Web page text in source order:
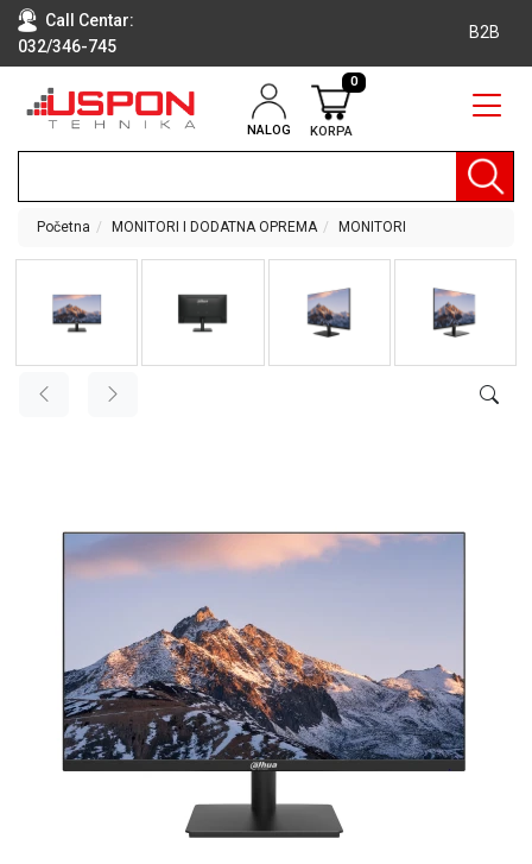
Call Centar:
032/346-745
B2B
NALOG KORPA
0
RAČUNARI
TEHNIKA
OPREMA
AUDIO,
VIDEO
MONITORI
TELEFONI
Početna MONITORI I DODATNA OPREMA MONITORI